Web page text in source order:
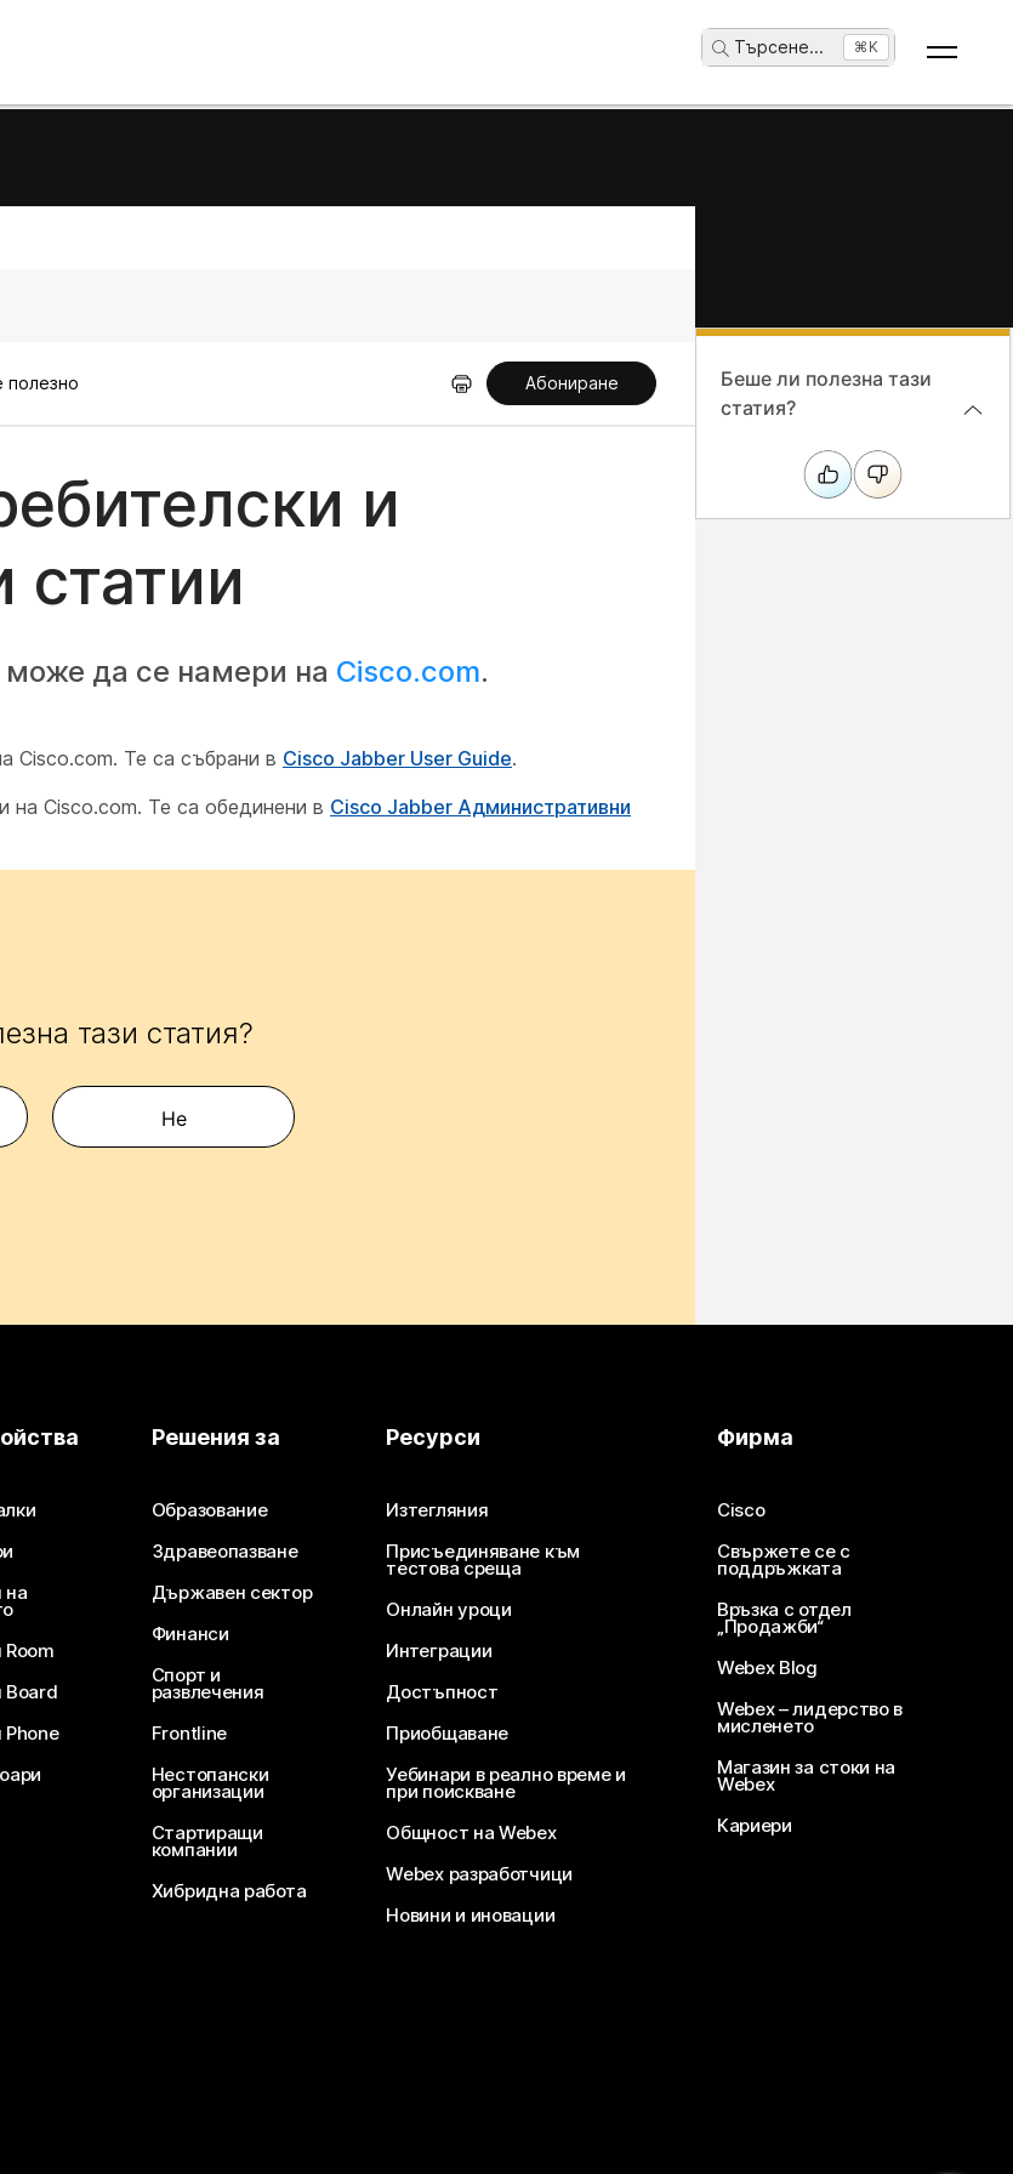
Търсене... ⌘K
полезно Абониране
и
статии
да се намери на Cisco.com.
Cisco.com. Те са събрани в Cisco Jabber User Guide.
на Cisco.com. Те са обединени в Cisco Jabber Административни
тази статия?
Не
Беше ли полезна тази
статия?
на
Board
Phone
Решения за
Образование
Здравеопазване
Държавен сектор
Финанси
Спорт и
развлечения
Frontline
Нестопански
организации
Стартиращи
компании
Хибридна работа
Ресурси
Изтегляния
Присъединяване към
тестова среща
Онлайн уроци
Интеграции
Достъпност
Приобщаване
Уебинари в реално време и
при поискване
Общност на Webex
Webex разработчици
Новини и иновации
Фирма
Cisco
Свържете се с
поддръжката
Връзка с отдел
„Продажби“
Webex Blog
Webex – лидерство в
мисленето
Магазин за стоки на
Webex
Кариери